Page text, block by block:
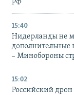
РФ
15:40
Нидерланды не
дополнительные
– Минобороны
15:02
Российский дрон